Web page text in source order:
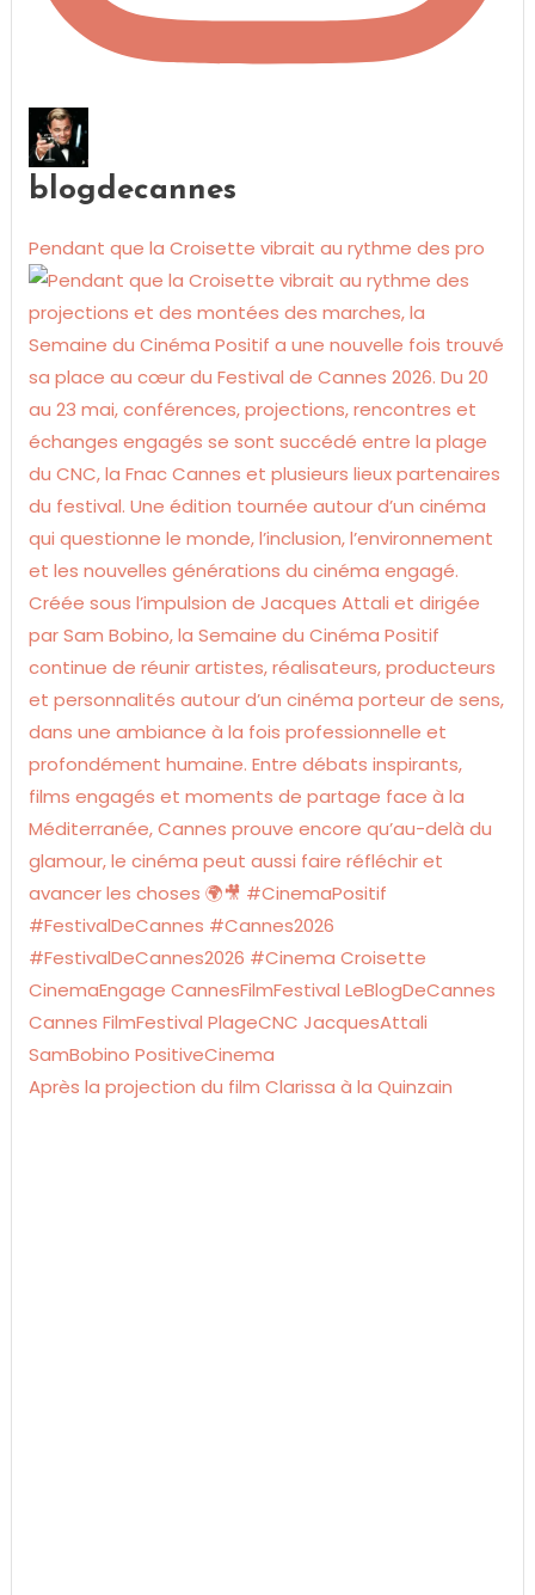
blogdecannes
Pendant que la Croisette vibrait au rythme des pro
Après la projection du film Clarissa à la Quinzain